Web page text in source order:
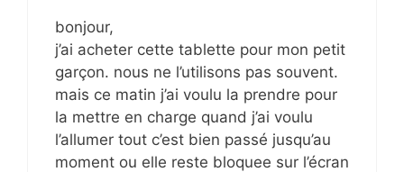
bonjour,
j’ai acheter cette tablette pour mon petit
garçon. nous ne l’utilisons pas souvent.
mais ce matin j’ai voulu la prendre pour
la mettre en charge quand j’ai voulu
l’allumer tout c’est bien passé jusqu’au
moment ou elle reste bloquee sur l’écran